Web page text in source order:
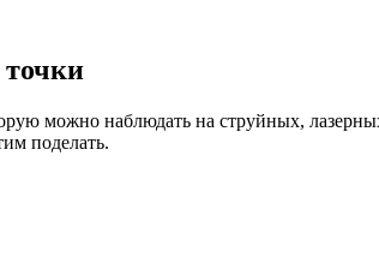
точки
можно наблюдать на струйных,
поделать.